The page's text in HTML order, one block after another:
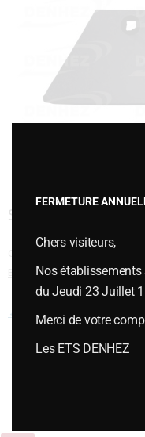
SOC RASETTE
BONNEL,Versoirs et socs de
Navigation des articles
← SOC RASETTE LARGE
FERMETURE
Chers visiteurs,
Nos
du Jeudi 23 Juillet
Merci de votre
Les ETS DENHEZ